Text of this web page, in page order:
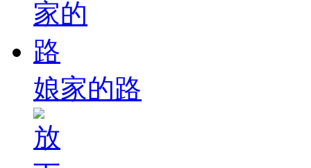
娘家的路